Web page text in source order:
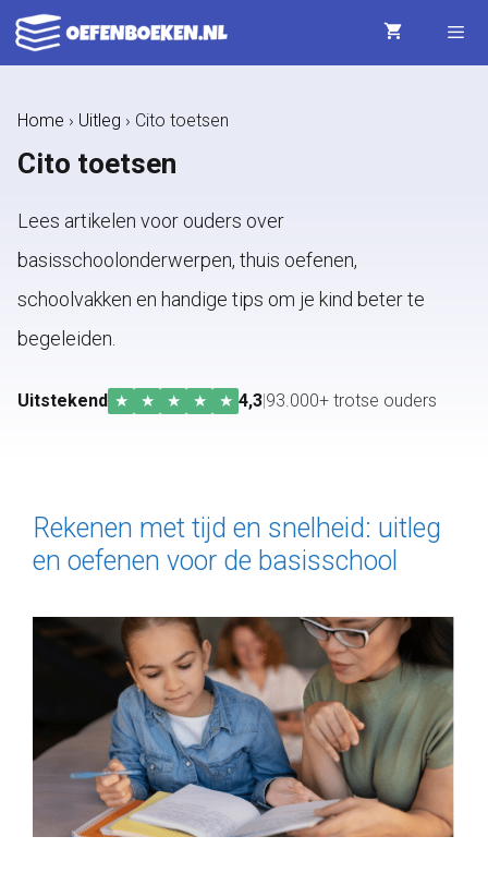
Ga
naar
Home › Uitleg › Cito toetsen
Cito toetsen
Lees artikelen voor ouders over
basisschoolonderwerpen, thuis oefenen,
schoolvakken en handige tips om je kind beter te
begeleiden.
Uitstekend ★ ★ ★ ★ ★ 4,3|93.000+ trotse ouders
Rekenen met tijd en snelheid: uitleg
en oefenen voor de basisschool